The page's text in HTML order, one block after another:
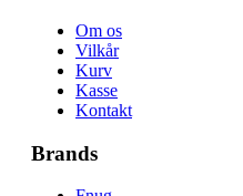
Om os
Vilkår
Kurv
Kasse
Kontakt
Brands